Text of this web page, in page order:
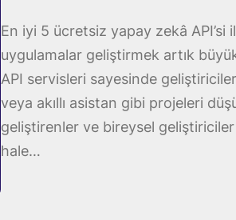
En iyi 5 ücretsiz yapay zekâ API’si
uygulamalar geliştirmek artık
API servisleri sayesinde
veya akıllı asistan gibi projeleri
geliştirenler ve bireysel
hale…